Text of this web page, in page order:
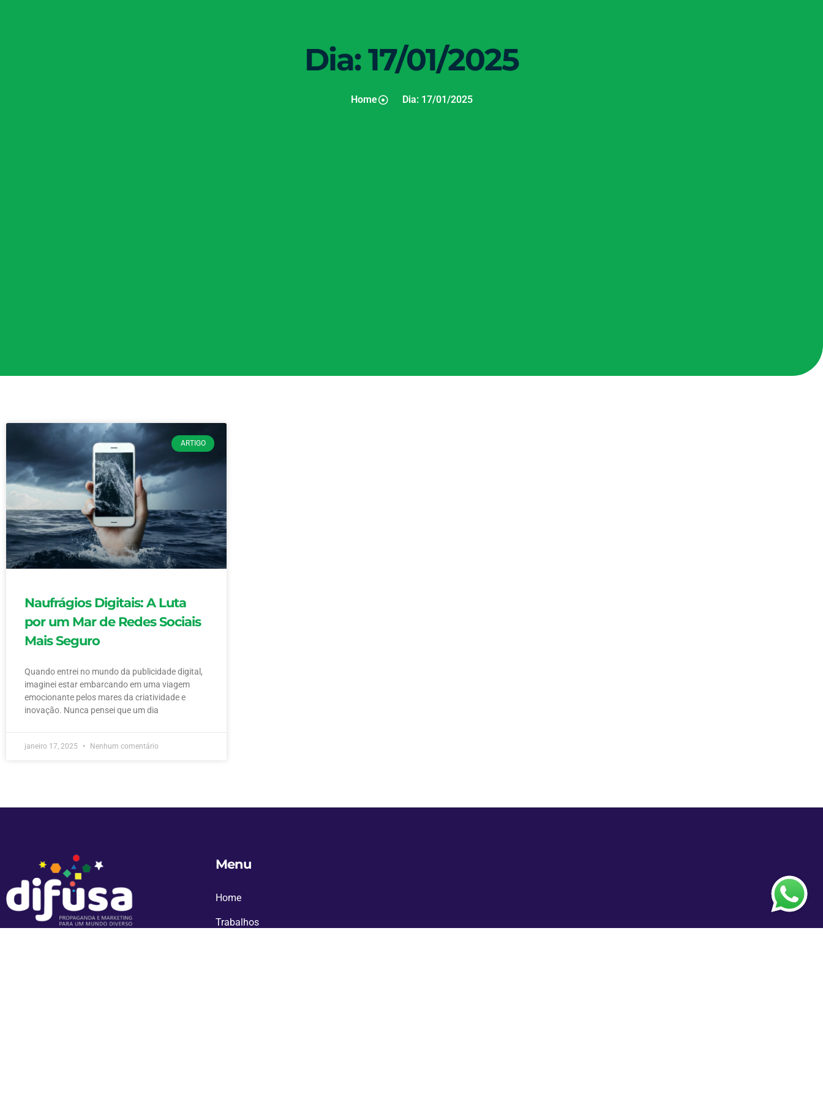
Dia: 17/01/2025
Home Dia: 17/01/2025
ARTIGO
Naufrágios Digitais: A Luta
por um Mar de Redes Sociais
Mais Seguro
Quando entrei no mundo da publicidade digital,
imaginei estar embarcando em uma viagem
emocionante pelos mares da criatividade e
inovação. Nunca pensei que um dia
janeiro 17, 2025 Nenhum comentário
Menu
Home
Trabalhos